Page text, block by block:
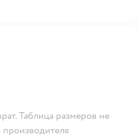
Таблица размеров не
производителя